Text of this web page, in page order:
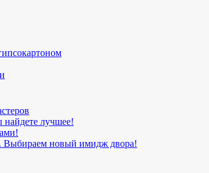
лучшее!
Выбираем новый имидж двора!